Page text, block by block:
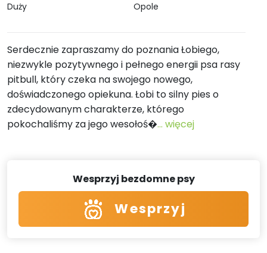
Duży Opole
Serdecznie zapraszamy do poznania Łobiego,
niezwykle pozytywnego i pełnego energii psa rasy
pitbull, który czeka na swojego nowego,
doświadczonego opiekuna. Łobi to silny pies o
zdecydowanym charakterze, którego
pokochaliśmy za jego wesołoś�... więcej
Wesprzyj bezdomne psy
Wesprzyj